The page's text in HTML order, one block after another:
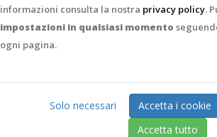
informazioni consulta la nostra privacy policy.
impostazioni in qualsiasi momento
ogni pagina.
Solo necessari Accetta i cookie
Accetta tutto